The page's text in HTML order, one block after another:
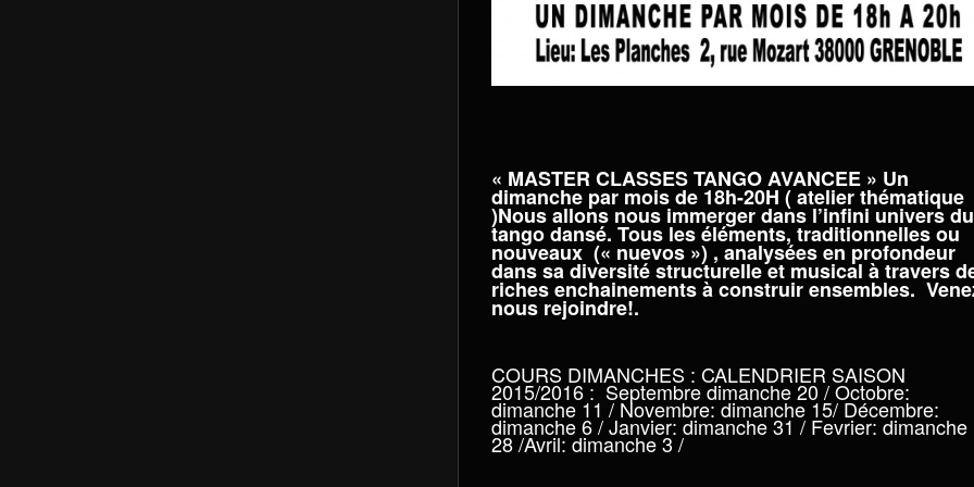
« MASTER CLASSES TANGO AVANCEE » Un
dimanche par mois de 18h-20H (atelier thématique
)Nous allons nous immerger dans l’infini univers du
tango dansé. Tous les éléments, traditionnelles ou
nouveaux (« nuevos ») , analysées en profondeur
dans sa diversité structurelle et musical à travers
riches enchainements à construir ensembles.
nous rejoindre!.
COURS DIMANCHES : CALENDRIER SAISON
2015/2016 : Septembre dimanche 20 / Octobre:
dimanche 11 / Novembre: dimanche 15/ Décembre:
dimanche 6 / Janvier: dimanche 31 / Fevrier: dimanche
28 /Avril: dimanche 3 /